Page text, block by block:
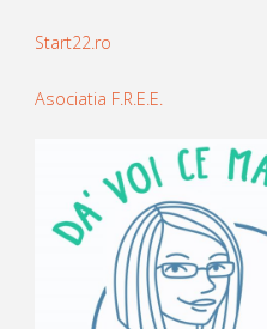
Start22.ro
Asociatia F.R.E.E.